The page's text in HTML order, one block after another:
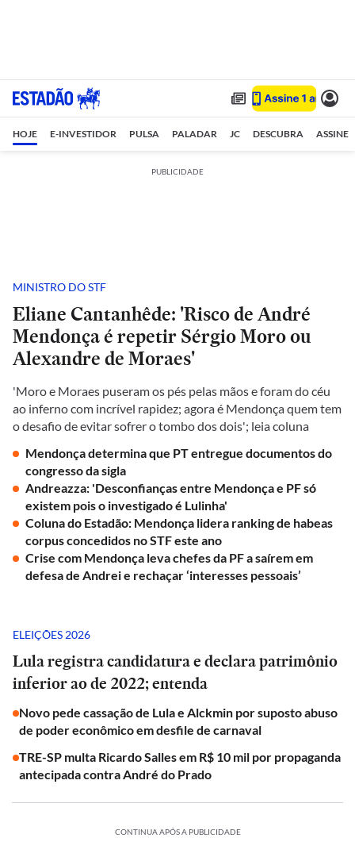
HOJE E-INVESTIDOR PULSA PALADAR JC DESCUBRA ASSINE
PUBLICIDADE
MINISTRO DO STF
Eliane Cantanhêde: 'Risco de André
Mendonça é repetir Sérgio Moro ou
Alexandre de Moraes'
'Moro e Moraes puseram os pés pelas mãos e foram do céu
ao inferno com incrível rapidez; agora é Mendonça quem tem
o desafio de evitar sofrer o tombo dos dois'; leia coluna
Mendonça determina que PT entregue documentos do
congresso da sigla
Andreazza: 'Desconfianças entre Mendonça e PF só
existem pois o investigado é Lulinha'
Coluna do Estadão: Mendonça lidera ranking de habeas
corpus concedidos no STF este ano
Crise com Mendonça leva chefes da PF a saírem em
defesa de Andrei e rechaçar ‘interesses pessoais’
ELEIÇÕES 2026
Lula registra candidatura e declara patrimônio
inferior ao de 2022; entenda
Novo pede cassação de Lula e Alckmin por suposto abuso
de poder econômico em desfile de carnaval
TRE-SP multa Ricardo Salles em R$ 10 mil por propaganda
antecipada contra André do Prado
CONTINUA APÓS A PUBLICIDADE